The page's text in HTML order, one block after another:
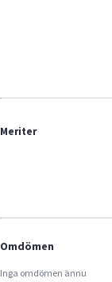
Meriter
Omdömen
Inga omdömen ännu